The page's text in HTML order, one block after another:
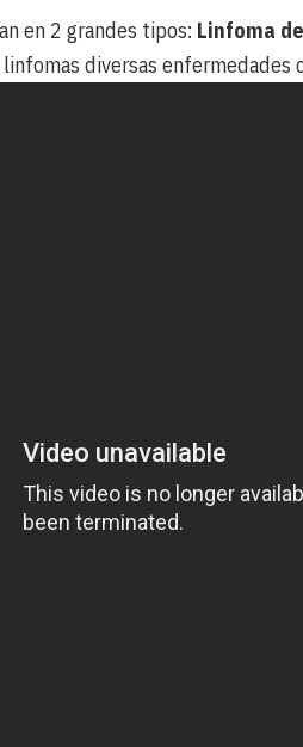
en 2 grandes tipos: Linfoma
diversas